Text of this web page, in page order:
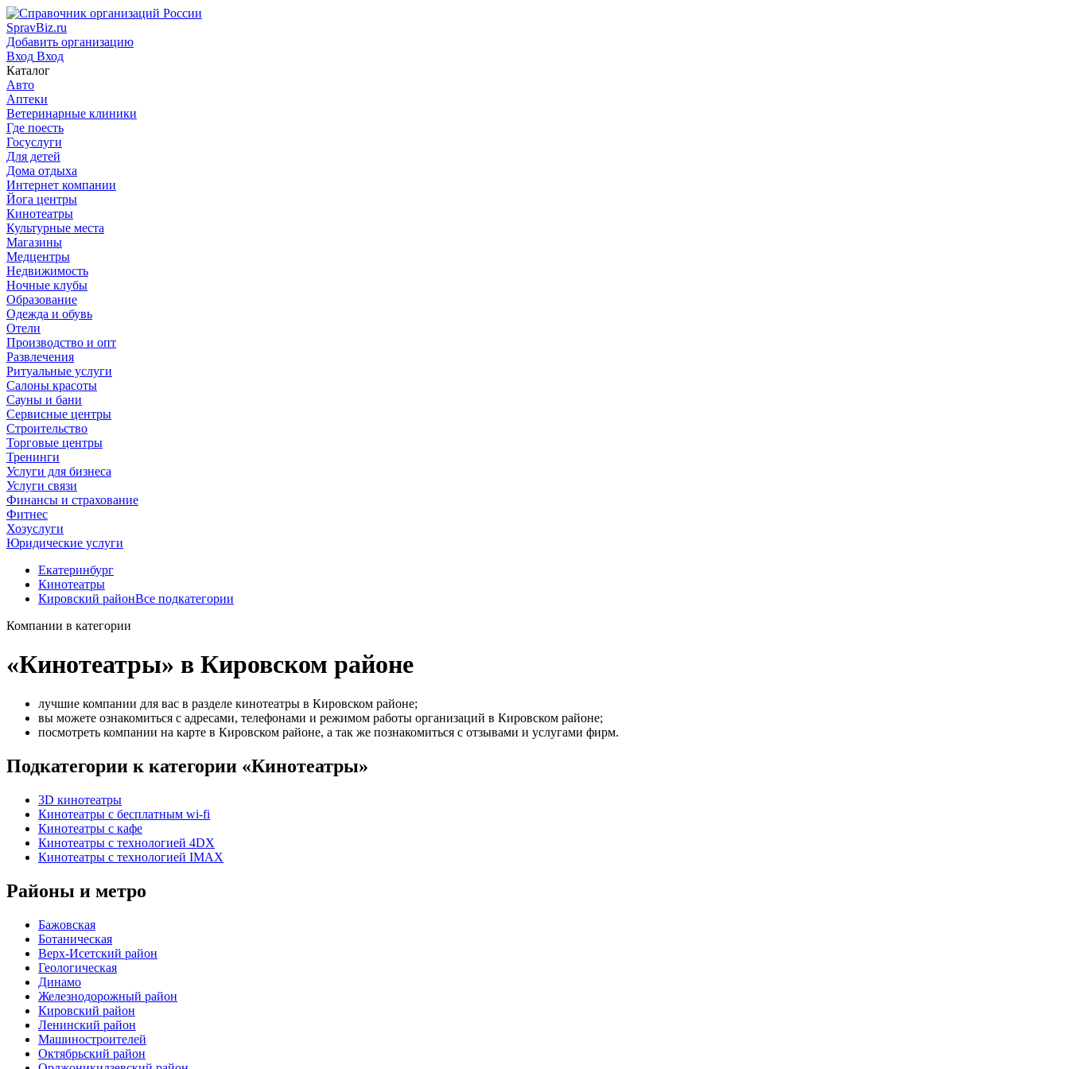
SpravBiz.ru
Добавить организацию
Вход Вход
Каталог
Авто
Аптеки
Ветеринарные клиники
Где поесть
Госуслуги
Для детей
Дома отдыха
Интернет компании
Йога центры
Кинотеатры
Культурные места
Магазины
Медцентры
Недвижимость
Ночные клубы
Образование
Одежда и обувь
Отели
Производство и опт
Развлечения
Ритуальные услуги
Салоны красоты
Сауны и бани
Сервисные центры
Строительство
Торговые центры
Тренинги
Услуги для бизнеса
Услуги связи
Финансы и страхование
Фитнес
Хозуслуги
Юридические услуги
Екатеринбург
Кинотеатры
Кировский районВсе подкатегории
Компании в категории
«Кинотеатры» в Кировском районе
лучшие компании для вас в разделе кинотеатры в Кировском районе;
вы можете ознакомиться с адресами, телефонами и режимом работы организаций в Кировском районе;
посмотреть компании на карте в Кировском районе, а так же познакомиться с отзывами и услугами фирм.
Подкатегории к категории «Кинотеатры»
3D кинотеатры
Кинотеатры с бесплатным wi-fi
Кинотеатры с кафе
Кинотеатры с технологией 4DX
Кинотеатры с технологией IMAX
Районы и метро
Бажовская
Ботаническая
Верх-Исетский район
Геологическая
Динамо
Железнодорожный район
Кировский район
Ленинский район
Машиностроителей
Октябрьский район